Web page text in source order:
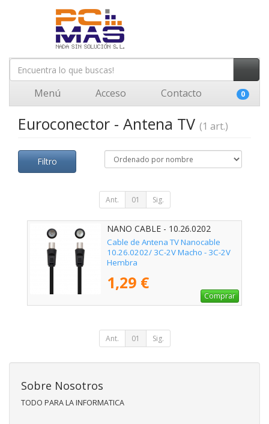
Menú Acceso Contacto 0
Euroconector - Antena TV (1 art.)
Filtro
Ant. 01 Sig.
NANO CABLE - 10.26.0202
Cable de Antena TV Nanocable
10.26.0202/ 3C-2V Macho - 3C-2V
Hembra
1,29 €
Comprar
Ant. 01 Sig.
Sobre Nosotros
TODO PARA LA INFORMATICA